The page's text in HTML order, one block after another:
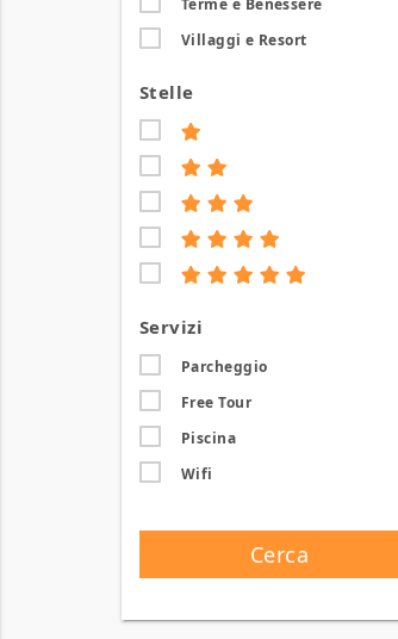
Terme e Benessere
Villaggi e Resort
Stelle
Servizi
Parcheggio
Free Tour
Piscina
Wifi
Cerca